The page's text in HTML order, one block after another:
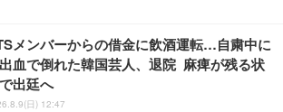
メンバーからの借金に飲酒運転…自粛中に
血で倒れた韓国芸人、退院 麻痺が残る状
出廷へ
日) 12:47